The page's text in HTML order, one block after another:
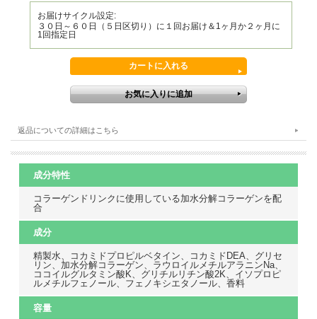
お届けサイクル設定:
３０日～６０日（５日区切り）に１回お届け＆1ヶ月か２ヶ月に
1回指定日
返品についての詳細はこちら
成分特性
コラーゲンドリンクに使用している加水分解コラーゲンを配
合
成分
精製水、コカミドプロピルベタイン、コカミドDEA、グリセ
リン、加水分解コラーゲン、ラウロイルメチルアラニンNa、
ココイルグルタミン酸K、グリチルリチン酸2K、イソプロピ
ルメチルフェノール、フェノキシエタノール、香料
容量